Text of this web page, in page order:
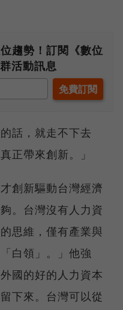
趨勢！訂閱《數位
活動訊息
話，就走不下去
正帶來創新。」
創新驅動台灣經濟
。台灣沒有人力資
思維，僅有產業與
白領」。」他強
國的好的人力資本
下來。台灣可以從